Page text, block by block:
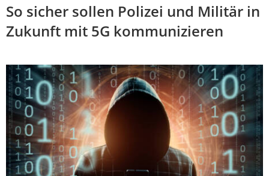
So sicher sollen Polizei und Militär in
Zukunft mit 5G kommunizieren